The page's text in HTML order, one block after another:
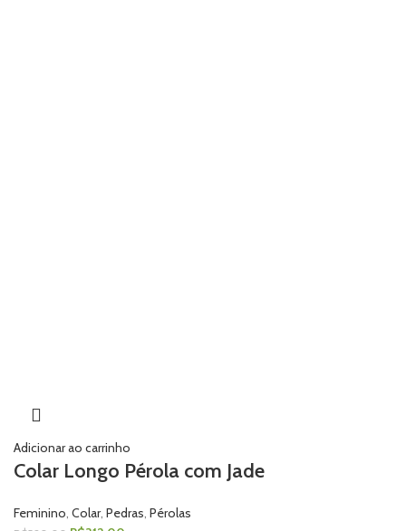
Adicionar ao carrinho
Colar Longo Pérola com Jade
Feminino Colar, Pedras Pérolas